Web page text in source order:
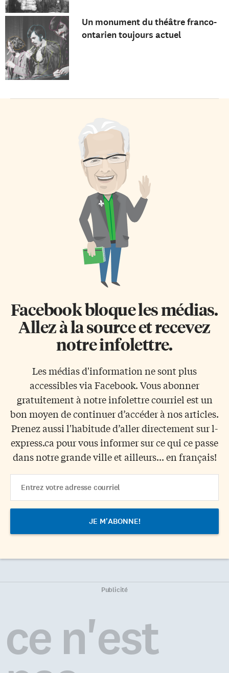
Un monument du théâtre franco-
ontarien toujours actuel
Facebook bloque les médias.
Allez à la source et recevez
notre infolettre.
Les médias d'information ne sont plus
accessibles via Facebook. Vous abonner
gratuitement à notre infolettre courriel est un
bon moyen de continuer d’accéder à nos articles.
Prenez aussi l'habitude d’aller directement sur l-
express.ca pour vous informer sur ce qui ce passe
dans notre grande ville et ailleurs... en français!
Address
Publicité
ce n'est